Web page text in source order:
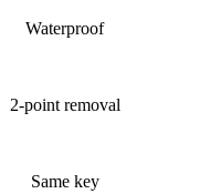
Waterproof
2-point removal
Same key